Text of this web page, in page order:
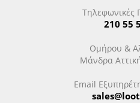
Τηλεφωνικές
210 55
Ομήρου &
Μάνδρα
Email